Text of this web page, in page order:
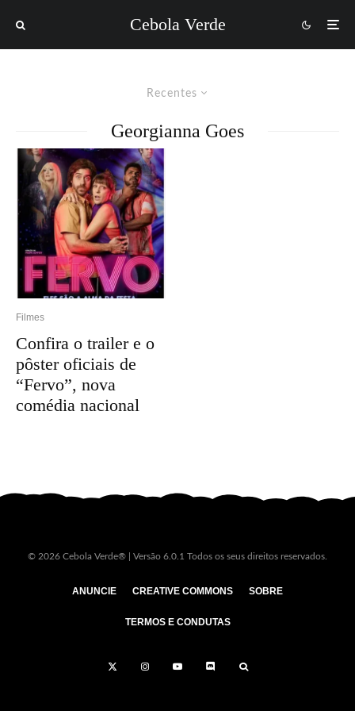
Cebola Verde
Recentes
Georgianna Goes
Filmes
Confira o trailer e o
pôster oficiais de
“Fervo”, nova
comédia nacional
© 2026 Cebola Verde® | Versão 6.0.1 Todos os seus direitos reservados.
ANUNCIE CREATIVE COMMONS SOBRE
TERMOS E CONDUTAS